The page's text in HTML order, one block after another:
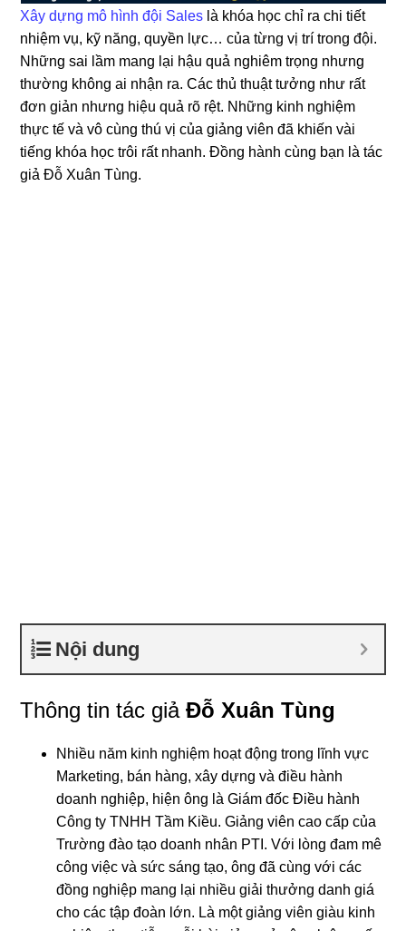
Xây dựng mô hình đội Sales là khóa học chỉ ra chi tiết
nhiệm vụ, kỹ năng, quyền lực… của từng vị trí trong đội.
Những sai lầm mang lại hậu quả nghiêm trọng nhưng
thường không ai nhận ra. Các thủ thuật tưởng như rất
đơn giản nhưng hiệu quả rõ rệt. Những kinh nghiệm
thực tế và vô cùng thú vị của giảng viên đã khiến vài
tiếng khóa học trôi rất nhanh. Đồng hành cùng bạn là tác
giả Đỗ Xuân Tùng.
Nội dung
Thông tin tác giảĐỗ Xuân Tùng
Nhiều năm kinh nghiệm hoạt động trong lĩnh vực
Marketing, bán hàng, xây dựng và điều hành
doanh nghiệp, hiện ông là Giám đốc Điều hành
Công ty TNHH Tầm Kiều. Giảng viên cao cấp của
Trường đào tạo doanh nhân PTI. Với lòng đam mê
công việc và sức sáng tạo, ông đã cùng với các
đồng nghiệp mang lại nhiều giải thưởng danh giá
cho các tập đoàn lớn. Là một giảng viên giàu kinh